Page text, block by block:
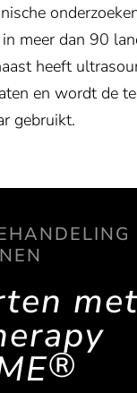
meer dan 90
heeft
en wordt de
gebruikt.
met
®